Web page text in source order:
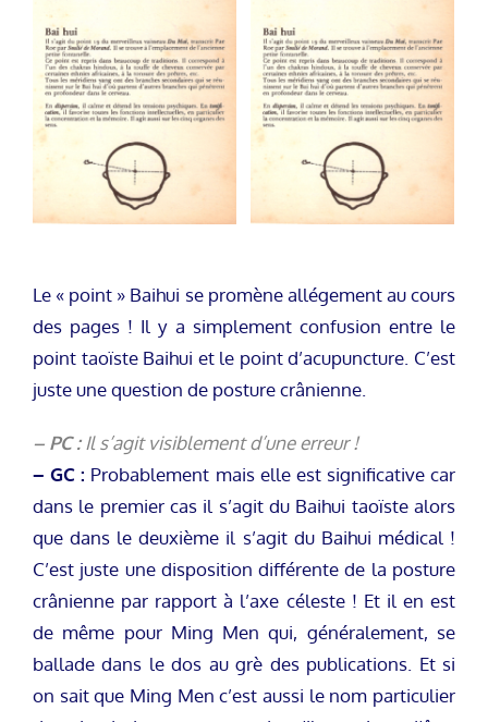
Le « point » Baihui se promène allégement au cours
des pages ! Il y a simplement confusion entre le
point taoïste Baihui et le point d’acupuncture. C’est
juste une question de posture crânienne.
– PC : Il s’agit visiblement d’une erreur !
– GC : Probablement mais elle est significative car
dans le premier cas il s’agit du Baihui taoïste alors
que dans le deuxième il s’agit du Baihui médical !
C’est juste une disposition différente de la posture
crânienne par rapport à l’axe céleste ! Et il en est
de même pour Ming Men qui, généralement, se
ballade dans le dos au grè des publications. Et si
on sait que Ming Men c’est aussi le nom particulier